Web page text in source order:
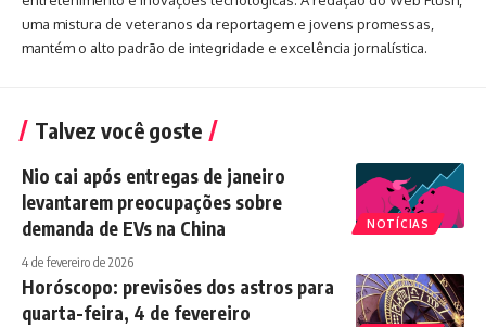
uma mistura de veteranos da reportagem e jovens promessas,
mantém o alto padrão de integridade e excelência jornalística.
Talvez você goste
NOTÍCIAS
Nio cai após entregas de janeiro
levantarem preocupações sobre
demanda de EVs na China
4 de fevereiro de 2026
Horóscopo: previsões dos astros para
quarta-feira, 4 de fevereiro